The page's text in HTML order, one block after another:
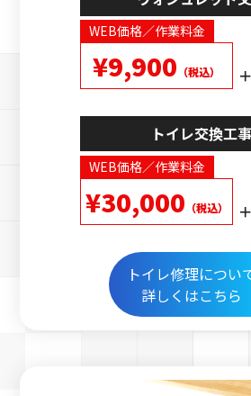
WEB価格／作業料金
¥9,900 （税込）
トイレ交換工事
WEB価格／作業料金
¥30,000 （税込）
トイレ修理につい
詳しくはこちら